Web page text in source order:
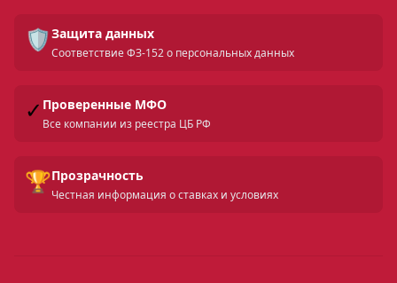
🛡️ Защита данных
Соответствие ФЗ-152 о персональных данных
✓ Проверенные МФО
Все компании из реестра ЦБ РФ
🏆Прозрачность
Честная информация о ставках и условиях